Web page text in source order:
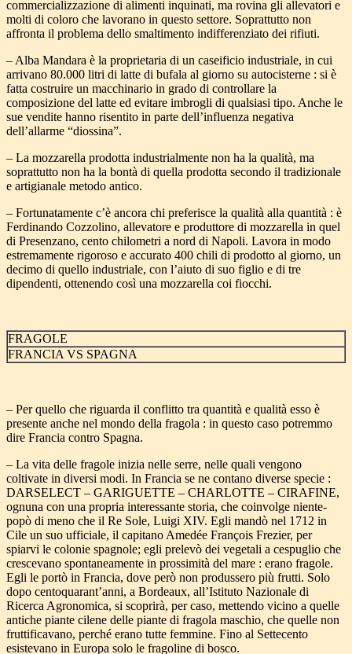
commercializzazione di alimenti inquinati, ma rovina gli allevatori e
molti di coloro che lavorano in questo settore. Soprattutto non
affronta il problema dello smaltimento indifferenziato dei rifiuti.
– Alba Mandara è la proprietaria di un caseificio industriale, in cui
arrivano 80.000 litri di latte di bufala al giorno su autocisterne : si è
fatta costruire un macchinario in grado di controllare la
composizione del latte ed evitare imbrogli di qualsiasi tipo. Anche le
sue vendite hanno risentito in parte dell’influenza negativa
dell’allarme “diossina”.
– La mozzarella prodotta industrialmente non ha la qualità, ma
soprattutto non ha la bontà di quella prodotta secondo il tradizionale
e artigianale metodo antico.
– Fortunatamente c’è ancora chi preferisce la qualità alla quantità : è
Ferdinando Cozzolino, allevatore e produttore di mozzarella in quel
di Presenzano, cento chilometri a nord di Napoli. Lavora in modo
estremamente rigoroso e accurato 400 chili di prodotto al giorno, un
decimo di quello industriale, con l’aiuto di suo figlio e di tre
dipendenti, ottenendo così una mozzarella coi fiocchi.
FRAGOLE
FRANCIA VS SPAGNA
– Per quello che riguarda il conflitto tra quantità e qualità esso è
presente anche nel mondo della fragola : in questo caso potremmo
dire Francia contro Spagna.
– La vita delle fragole inizia nelle serre, nelle quali vengono
coltivate in diversi modi. In Francia se ne contano diverse specie :
DARSELECT – GARIGUETTE – CHARLOTTE – CIRAFINE,
ognuna con una propria interessante storia, che coinvolge niente-
popò di meno che il Re Sole, Luigi XIV. Egli mandò nel 1712 in
Cile un suo ufficiale, il capitano Amedée François Frezier, per
spiarvi le colonie spagnole; egli prelevò dei vegetali a cespuglio che
crescevano spontaneamente in prossimità del mare : erano fragole.
Egli le portò in Francia, dove però non produssero più frutti. Solo
dopo centoquarant’anni, a Bordeaux, all’Istituto Nazionale di
Ricerca Agronomica, si scoprirà, per caso, mettendo vicino a quelle
antiche piante cilene delle piante di fragola maschio, che quelle non
fruttificavano, perché erano tutte femmine. Fino al Settecento
esistevano in Europa solo le fragoline di bosco.